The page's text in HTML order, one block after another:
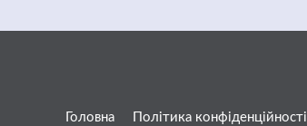
Головна Політика конфіденційності